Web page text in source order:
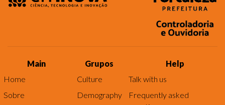
Main
Home
Sobre
Grupos
Culture
Demography
Help
Talk with us
Frequently asked